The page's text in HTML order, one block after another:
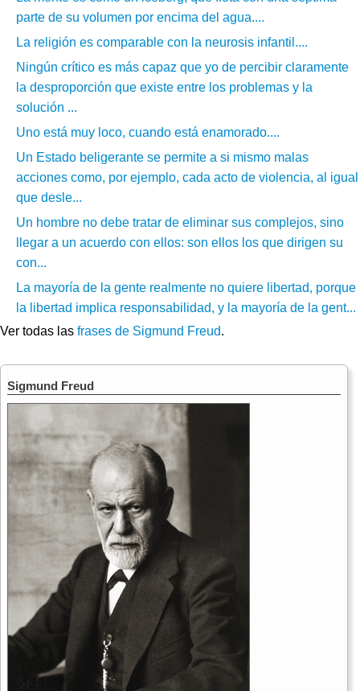
parte de su volumen por encima del agua....
La religión es comparable con la neurosis infantil....
Ningún crítico es más capaz que yo de percibir claramente
la desproporción que existe entre los problemas y la
solución ...
Uno está muy loco, cuando está enamorado....
Un Estado beligerante se permite a si mismo malas
acciones como, por ejemplo, cada acto de violencia, al igual
que desle...
Un hombre no debe tratar de eliminar sus complejos, sino
llegar a un acuerdo con ellos: son ellos los que dirigen su
con...
La mayoría de la gente realmente no quiere libertad, porque
la libertad implica responsabilidad, y la mayoría de la gent...
Ver todas las frases de Sigmund Freud.
Sigmund Freud